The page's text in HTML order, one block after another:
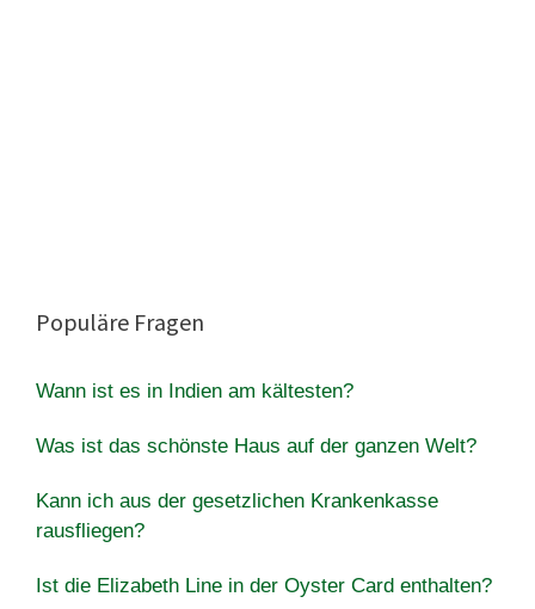
Populäre Fragen
Wann ist es in Indien am kältesten?
Was ist das schönste Haus auf der ganzen Welt?
Kann ich aus der gesetzlichen Krankenkasse
rausfliegen?
Ist die Elizabeth Line in der Oyster Card enthalten?